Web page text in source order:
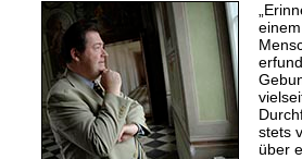
stets
über